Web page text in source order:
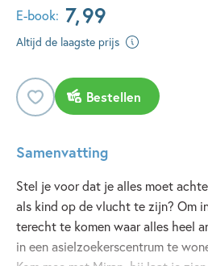
E-book: 7,99
Altijd de laagste prijs
Bestellen
Samenvatting
Stel je voor dat je alles moet
als kind op de vlucht te zijn? Om
terecht te komen waar alles heel
in een asielzoekerscentrum te